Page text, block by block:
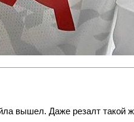
вышел. Даже резалт такой